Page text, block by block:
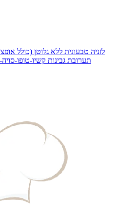
לזניה טבעונית ללא גלוטן (כולל
תערובת גבינות קשיו-טופו-